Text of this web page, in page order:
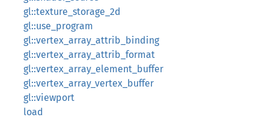
gl::texture_storage_2d
gl::use_program
gl::vertex_array_attrib_binding
gl::vertex_array_attrib_format
gl::vertex_array_element_buffer
gl::vertex_array_vertex_buffer
gl::viewport
load